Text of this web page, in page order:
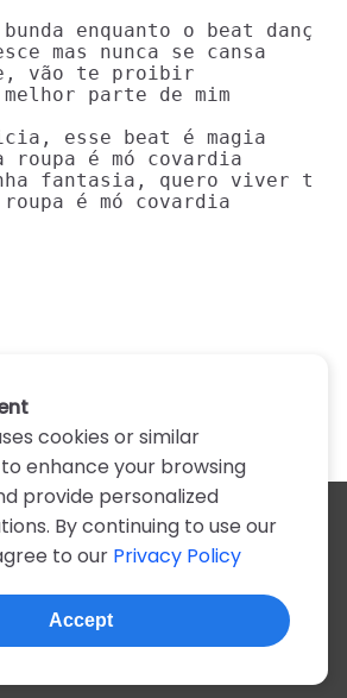
enquanto o beat dança
mas nunca se cansa
vão te proibir
parte de mim
esse beat é magia
é mó covardia
fantasia, quero viver
é mó covardia
All artists
E F G H I J K
R S T U V W X
Z
0-9
cookies or similar
enhance your browsing
provide personalized
By continuing to use our
to our Privacy Policy
Accept